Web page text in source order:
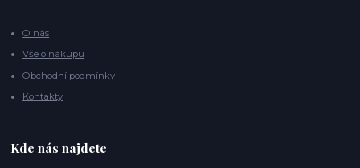
O nás
Vše o nákupu
Obchodní podmínky
Kontakty
Kde nás najdete